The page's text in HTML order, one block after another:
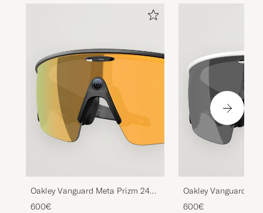
Oakley Vanguard Meta Prizm 24K
Sunglasses Gold
600€
Oakley Vanguard
Sunglasses Black
600€